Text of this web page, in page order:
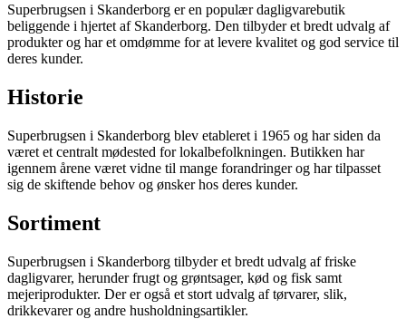
Superbrugsen i Skanderborg er en populær dagligvarebutik
beliggende i hjertet af Skanderborg. Den tilbyder et bredt udvalg af
produkter og har et omdømme for at levere kvalitet og god service til
deres kunder.
Historie
Superbrugsen i Skanderborg blev etableret i 1965 og har siden da
været et centralt mødested for lokalbefolkningen. Butikken har
igennem årene været vidne til mange forandringer og har tilpasset
sig de skiftende behov og ønsker hos deres kunder.
Sortiment
Superbrugsen i Skanderborg tilbyder et bredt udvalg af friske
dagligvarer, herunder frugt og grøntsager, kød og fisk samt
mejeriprodukter. Der er også et stort udvalg af tørvarer, slik,
drikkevarer og andre husholdningsartikler.